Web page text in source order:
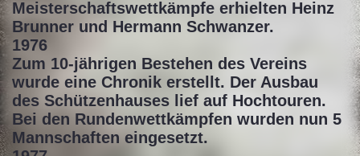
Meisterschaftswettkämpfe erhielten Heinz
Brunner und Hermann Schwanzer.
1976
Zum 10-jährigen Bestehen des Vereins
wurde eine Chronik erstellt. Der Ausbau
des Schützenhauses lief auf Hochtouren.
Bei den Rundenwettkämpfen wurden nun 5
Mannschaften eingesetzt.